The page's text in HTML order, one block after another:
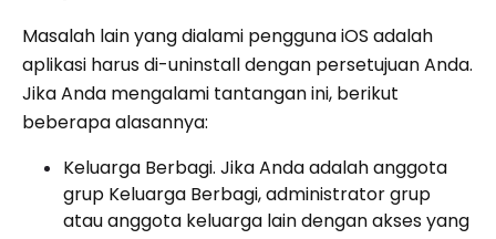
Masalah lain yang dialami pengguna iOS adalah
aplikasi harus di-uninstall dengan persetujuan Anda.
Jika Anda mengalami tantangan ini, berikut
beberapa alasannya:
Keluarga Berbagi. Jika Anda adalah anggota
grup Keluarga Berbagi, administrator grup
atau anggota keluarga lain dengan akses yang